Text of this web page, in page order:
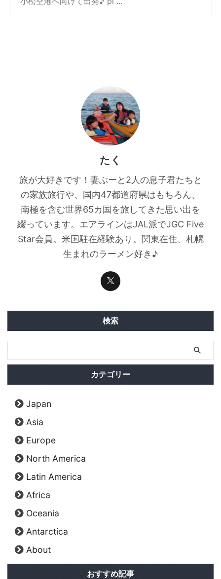
たく
旅が大好きです！妻ぶーと2人の息子君たちと
の家族旅行や、国内47都道府県はもちろん、
南極を含む世界65カ国を旅してきた思い出を
綴っています。エアラインはJAL派でJGC Five
Star会員。米国駐在経験あり。関東在住、札幌
生まれのラーメン好き♪
検索
カテゴリー
Japan
Asia
Europe
North America
Latin America
Africa
Oceania
Antarctica
About
おすすめ記事